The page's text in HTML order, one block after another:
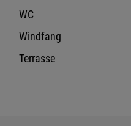
WC
Windfang
Terrasse